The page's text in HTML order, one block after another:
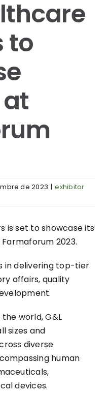
InstaFlux™
en
to
de 2023 | exhibitor
is set to showcase its
2023.
in delivering top-tier
affairs, quality
world, G&L
sizes and
diverse
human
devices.